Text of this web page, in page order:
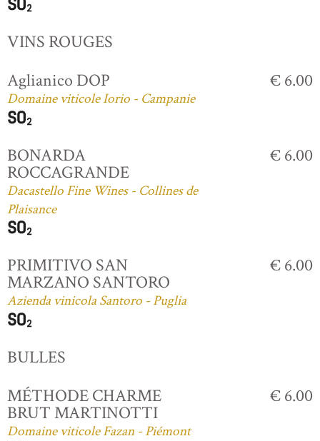
VINS ROUGES
Aglianico DOP
Domaine viticole Iorio - Campanie
€ 6.00
BONARDA
ROCCAGRANDE
Dacastello Fine Wines - Collines de
Plaisance
€ 6.00
PRIMITIVO SAN
MARZANO SANTORO
Azienda vinicola Santoro - Puglia
€ 6.00
BULLES
MÉTHODE CHARME
BRUT MARTINOTTI
Domaine viticole Fazan - Piémont
€ 6.00